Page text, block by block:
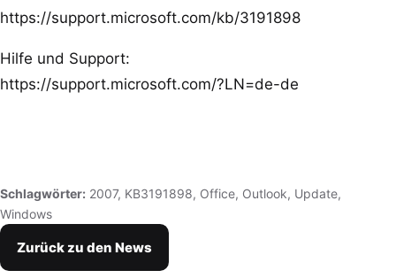
https://support.microsoft.com/kb/3191898
Hilfe und Support:
https://support.microsoft.com/?LN=de-de
Schlagwörter: 2007, KB3191898, Office, Outlook, Update,
Windows
Zurück zu den News